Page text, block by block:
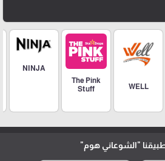
WELL
The Pink
Stuff
NINJA
"الشوعاني هوم"